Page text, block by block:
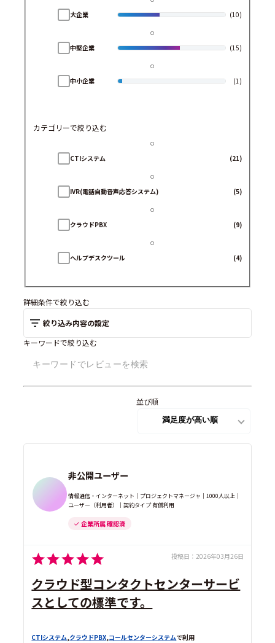
大企業 (10)
中堅企業 (15)
中小企業 (1)
カテゴリーで絞り込む
CTIシステム (21)
IVR(電話自動音声応答システム) (5)
クラウドPBX (9)
ヘルプデスクツール (4)
Web接客ツール (2)
Webチャットツール
詳細条件で絞り込む
絞り込み内容の設定
キーワードで絞り込む
並び順
非公開ユーザー
情報通信・インターネット｜プロジェクトマネージャ｜1000人以上｜
ユーザー（利用者）｜契約タイプ 有償利用
企業所属 確認済
投稿日： 2026年03月26日
クラウド型コンタクトセンターサービ
スとしての標準です。
CTIシステム,クラウドPBX,コールセンターシステムで利用